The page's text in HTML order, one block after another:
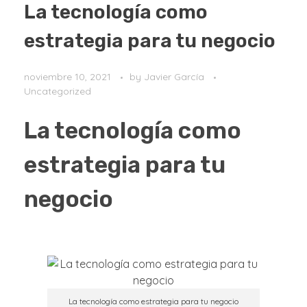
La tecnología como
estrategia para tu negocio
noviembre 10, 2021 by Javier García
Uncategorized
La tecnología como
estrategia para tu
negocio
La tecnología como estrategia para tu negocio